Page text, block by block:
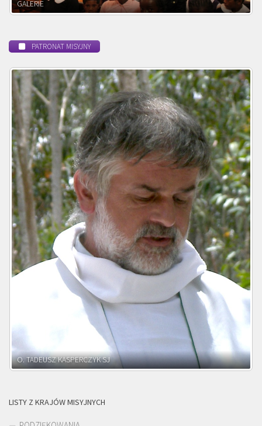
POWOŁANIE MISYJNE
PATRONAT MISYJNY
O. ADNRZEJ LEŚNIARA SJ
LISTY Z KRAJÓW MISYJNYCH